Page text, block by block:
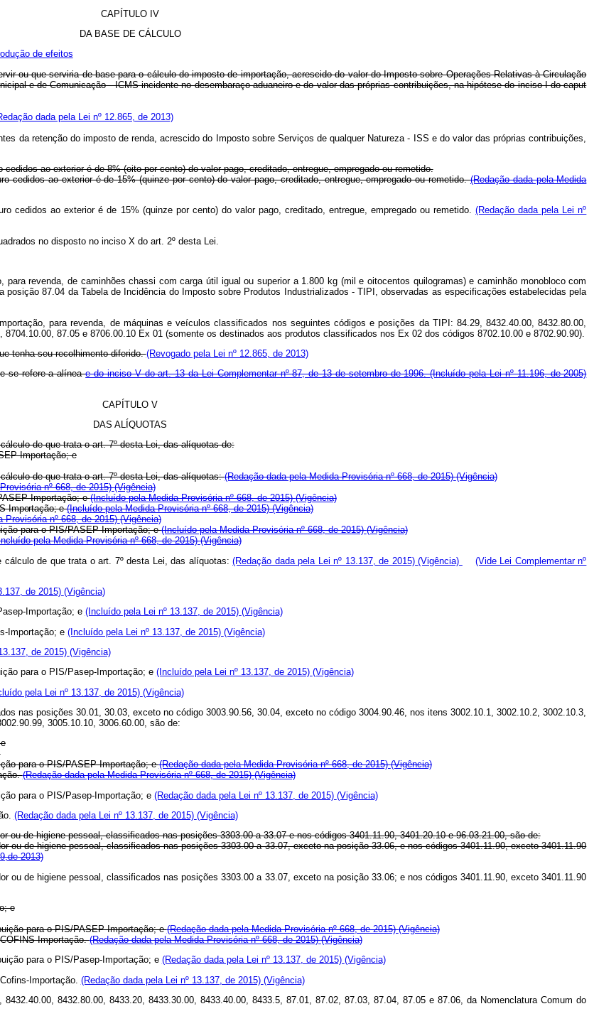
CAPÍTULO IV
DA BASE DE CÁLCULO
de efeitos
ou que serviria de base para o cálculo do imposto de importação, acrescido do valor do Imposto sobre Operações Relativas à Circulação
e de Comunicação - ICMS incidente no desembaraço aduaneiro e do valor das próprias contribuições, na hipótese do inciso I do caput
dada pela Lei nº 12.865, de 2013)
da retenção do imposto de renda, acrescido do Imposto sobre Serviços de qualquer Natureza - ISS e do valor das próprias contribuições,
ao exterior é de 8% (oito por cento) do valor pago, creditado, entregue, empregado ou remetido.
cedidos ao exterior é de 15% (quinze por cento) do valor pago, creditado, entregue, empregado ou remetido.(Redação dada pela Medida
cedidos ao exterior é de 15% (quinze por cento) do valor pago, creditado, entregue, empregado ou remetido.(Redação dada pela Lei nº
no disposto no inciso X do art. 2º desta Lei.
revenda, de caminhões chassi com carga útil igual ou superior a 1.800 kg (mil e oitocentos quilogramas) e caminhão monobloco com
87.04 da Tabela de Incidência do Imposto sobre Produtos Industrializados - TIPI, observadas as especificações estabelecidas pela
para revenda, de máquinas e veículos classificados nos seguintes códigos e posições da TIPI: 84.29, 8432.40.00, 8432.80.00,
87.05 e 8706.00.10 Ex 01 (somente os destinados aos produtos classificados nos Ex 02 dos códigos 8702.10.00 e 8702.90.90).
tenha seu recolhimento diferido.(Revogado pela Lei nº 12.865, de 2013)
se refere a alíneae do inciso V do art. 13 da Lei Complementar nº 87, de 13 de setembro de 1996.(Incluído pela Lei nº 11.196, de 2005)
CAPÍTULO V
DAS ALÍQUOTAS
de que trata o art. 7º desta Lei, das alíquotas de:
Importação; e
de que trata o art. 7º desta Lei, das alíquotas:(Redação dada pela Medida Provisória nº 668, de 2015)(Vigência)
nº 668, de 2015)(Vigência)
Importação; e(Incluído pela Medida Provisória nº 668, de 2015)(Vigência)
Importação; e(Incluído pela Medida Provisória nº 668, de 2015)(Vigência)
Provisória nº 668, de 2015)(Vigência)
para o PIS/PASEP-Importação; e(Incluído pela Medida Provisória nº 668, de 2015)(Vigência)
pela Medida Provisória nº 668, de 2015)(Vigência)
cálculo de que trata o art. 7º desta Lei, das alíquotas:(Redação dada pela Lei nº 13.137, de 2015)(Vigência)
(Vide Lei Complementar nº
de 2015) (Vigência)
Importação; e (Incluído pela Lei nº 13.137, de 2015) (Vigência)
Importação; e (Incluído pela Lei nº 13.137, de 2015) (Vigência)
de 2015) (Vigência)
para o PIS/Pasep-Importação; e (Incluído pela Lei nº 13.137, de 2015) (Vigência)
pela Lei nº 13.137, de 2015) (Vigência)
nas posições 30.01, 30.03, exceto no código 3003.90.56, 30.04, exceto no código 3004.90.46, nos itens 3002.10.1, 3002.10.2, 3002.10.3,
3005.10.10, 3006.60.00, são de:
para o PIS/PASEP-Importação; e(Redação dada pela Medida Provisória nº 668, de 2015)(Vigência)
(Redação dada pela Medida Provisória nº 668, de 2015)(Vigência)
para o PIS/Pasep-Importação; e (Redação dada pela Lei nº 13.137, de 2015) (Vigência)
(Redação dada pela Lei nº 13.137, de 2015) (Vigência)
ou de higiene pessoal, classificados nas posições 3303.00 a 33.07 e nos códigos 3401.11.90, 3401.20.10 e 96.03.21.00, são de:
ou de higiene pessoal, classificados nas posições 3303.00 a 33.07, exceto na posição 33.06, e nos códigos 3401.11.90, exceto 3401.11.90
2013)
ou de higiene pessoal, classificados nas posições 3303.00 a 33.07, exceto na posição 33.06; e nos códigos 3401.11.90, exceto 3401.11.90
e
para o PIS/PASEP-Importação; e(Redação dada pela Medida Provisória nº 668, de 2015)(Vigência)
Importação.(Redação dada pela Medida Provisória nº 668, de 2015)(Vigência)
para o PIS/Pasep-Importação; e (Redação dada pela Lei nº 13.137, de 2015) (Vigência)
Importação. (Redação dada pela Lei nº 13.137, de 2015) (Vigência)
8432.80.00, 8433.20, 8433.30.00, 8433.40.00, 8433.5, 87.01, 87.02, 87.03, 87.04, 87.05 e 87.06, da Nomenclatura Comum do